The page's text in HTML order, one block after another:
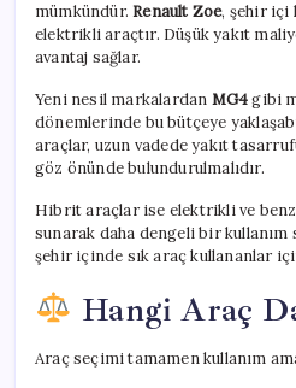
mümkündür.Renault Zoe, şehir içi
elektrikli araçtır. Düşük yakıt
avantaj sağlar.
Yeni nesil markalardan MG4gibi
dönemlerinde bu bütçeye
araçlar, uzun vadede yakıt
göz önünde bulundurulmalıdır.
Hibrit araçlar ise elektrikli ve
sunarak daha dengeli bir kullanım
şehir içinde sık araç kullananlar
Hangi Araç
Araç seçimi tamamen kullanım